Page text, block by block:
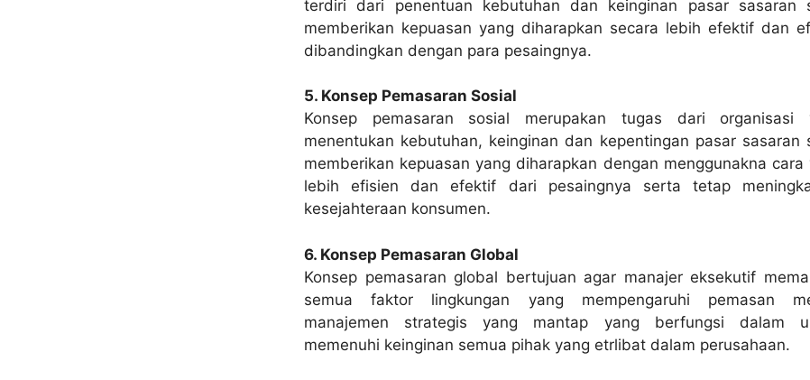
terdiri dari penentuan kebutuhan dan keinginan pasar sasaran
memberikan kepuasan yang diharapkan secara lebih efektif dan
dibandingkan dengan para pesaingnya.
5. Konsep Pemasaran Sosial
Konsep pemasaran sosial merupakan tugas dari organisasi
menentukan kebutuhan, keinginan dan kepentingan pasar sasaran
memberikan kepuasan yang diharapkan dengan menggunakna cara
lebih efisien dan efektif dari pesaingnya serta tetap
kesejahteraan konsumen.
6. Konsep Pemasaran Global
Konsep pemasaran global bertujuan agar manajer eksekutif
semua faktor lingkungan yang mempengaruhi pemasan
manajemen strategis yang mantap yang berfungsi dalam
memenuhi keinginan semua pihak yang etrlibat dalam perusahaan.